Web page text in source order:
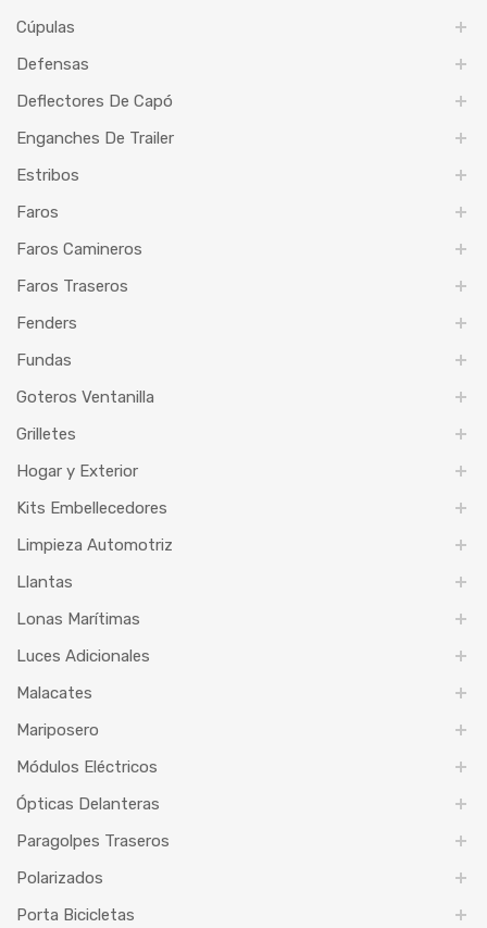
Cúpulas
Defensas
Deflectores De Capó
Enganches De Trailer
Estribos
Faros
Faros Camineros
Faros Traseros
Fenders
Fundas
Goteros Ventanilla
Grilletes
Hogar y Exterior
Kits Embellecedores
Limpieza Automotriz
Llantas
Lonas Marítimas
Luces Adicionales
Malacates
Mariposero
Módulos Eléctricos
Ópticas Delanteras
Paragolpes Traseros
Polarizados
Porta Bicicletas